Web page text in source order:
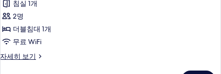
두
보
기
층)
자
세
히
보
기
어
더
블
(10F-
침실 1개
2명
더블침대 1개
무료 WiFi
자세히 보기
슈